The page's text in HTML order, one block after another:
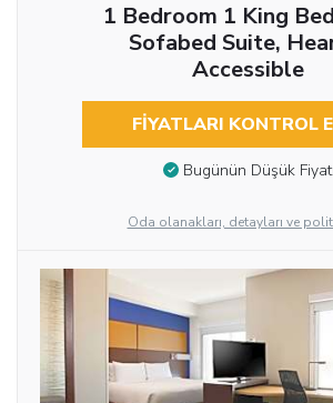
1 Bedroom 1 King
Sofabed Suite,
Accessible
FIYATLARI KONTROL
Bugünün Düşük Fiyatı
Oda olanakları, detayları ve